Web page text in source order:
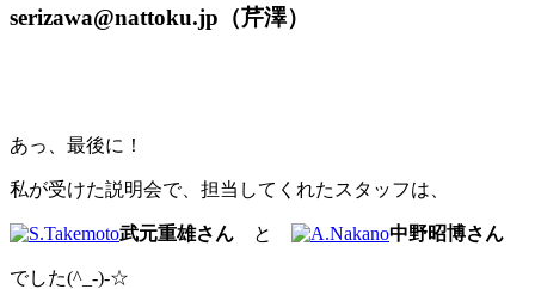
serizawa@nattoku.jp（芹澤）
あっ、最後に！
私が受けた説明会で、担当してくれたスタッフは、
武元重雄さん と 中野昭博さん
でした(^_-)-☆